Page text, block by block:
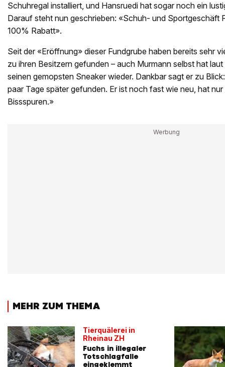
Schuhregal installiert, und Hansruedi hat sogar noch ein
Darauf steht nun geschrieben: «Schuh- und Sportgeschäft
100% Rabatt».
Seit der «Eröffnung» dieser Fundgrube haben bereits sehr
zu ihren Besitzern gefunden – auch Murmann selbst hat laut
seinen gemopsten Sneaker wieder. Dankbar sagt er zu
paar Tage später gefunden. Er ist noch fast wie neu, hat
Bissspuren.»
MEHR ZUM THEMA
Tierquälerei in
Rheinau ZH
Fuchs in illegaler
Totschlagfalle
eingeklemmt